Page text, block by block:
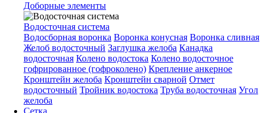
Доборные элементы
Водосточная система
Водосборная воронка Воронка конусная Воронка сливная
Желоб водосточный Заглушка желоба Канадка
водосточная Колено водостока Колено водосточное
гофрированное (гофроколено) Крепление анкерное
Кронштейн желоба Кронштейн сварной Отмет
водосточный Тройник водостока Труба водосточная Угол
желоба
Сетка